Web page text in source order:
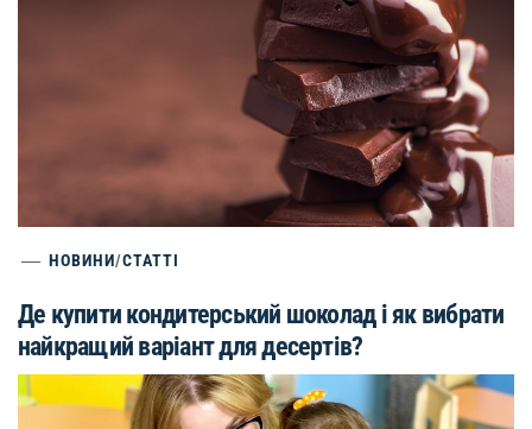
НОВИНИ/СТАТТІ
Де купити кондитерський шоколад і як вибрати
найкращий варіант для десертів?